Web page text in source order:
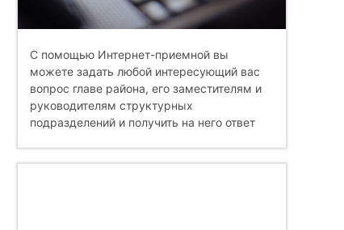
С помощью Интернет-приемной вы
можете задать любой интересующий вас
вопрос главе района, его заместителям и
руководителям структурных
подразделений и получить на него ответ